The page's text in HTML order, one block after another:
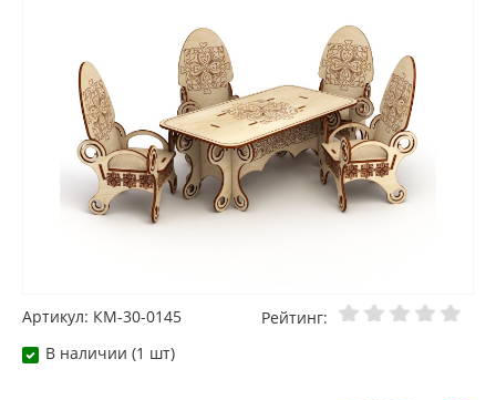
Артикул: КМ-30-0145
Рейтинг:
В наличии (1 шт)